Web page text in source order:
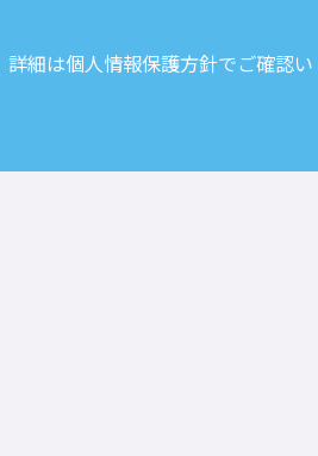
詳細は個人情報保護方針でご確認い